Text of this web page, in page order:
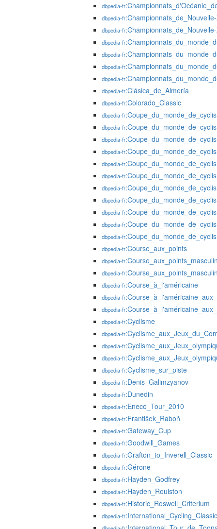
dbpedia-fr
dbpedia-fr
dbpedia-fr
dbpedia-fr
dbpedia-fr
dbpedia-fr
dbpedia-fr
dbpedia-fr:Clásica_de_Almería
dbpedia-fr:Colorado_Classic
dbpedia-fr
dbpedia-fr
dbpedia-fr
dbpedia-fr
dbpedia-fr
dbpedia-fr
dbpedia-fr
dbpedia-fr
dbpedia-fr
dbpedia-fr
dbpedia-fr
dbpedia-fr:Course_aux_points
dbpedia-fr
dbpedia-fr
dbpedia-fr:Course_à_l'américaine
dbpedia-fr
dbpedia-fr
dbpedia-fr:Cyclisme
dbpedia-fr
dbpedia-fr
dbpedia-fr
dbpedia-fr:Cyclisme_sur_piste
dbpedia-fr:Denis_Galimzyanov
dbpedia-fr:Dunedin
dbpedia-fr:Eneco_Tour_2010
dbpedia-fr:František_Raboň
dbpedia-fr:Gateway_Cup
dbpedia-fr:Goodwill_Games
dbpedia-fr:Grafton_to_Inverell_Classic
dbpedia-fr:Gérone
dbpedia-fr:Hayden_Godfrey
dbpedia-fr:Hayden_Roulston
dbpedia-fr:Historic_Roswell_Criterium
dbpedia-fr:International_Cycling_Classic